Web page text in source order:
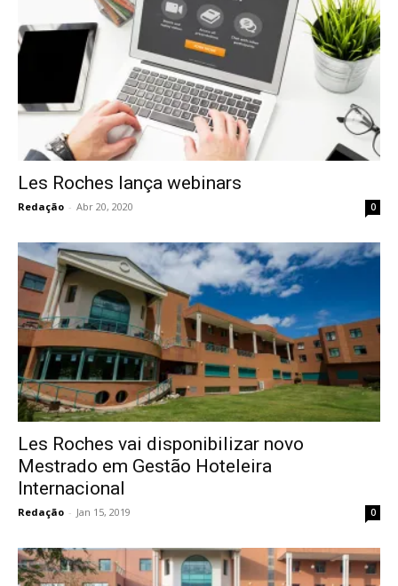
Les Roches lança webinars
Redação - Abr 20, 2020 0
Les Roches vai disponibilizar novo
Mestrado em Gestão Hoteleira
Internacional
Redação - Jan 15, 2019 0